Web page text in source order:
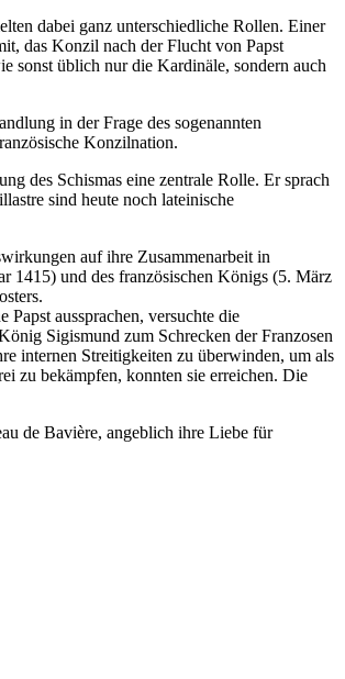
dabei ganz unterschiedliche Rollen. Einer
das Konzil nach der Flucht von Papst
sonst üblich nur die Kardinäle, sondern auch
in der Frage des sogenannten
Konzilnation.
des Schismas eine zentrale Rolle. Er sprach
sind heute noch lateinische
auf ihre Zusammenarbeit in
1415) und des französischen Königs (5. März
aussprachen, versuchte die
Sigismund zum Schrecken der Franzosen
internen Streitigkeiten zu überwinden, um als
zu bekämpfen, konnten sie erreichen. Die
de Bavière, angeblich ihre Liebe für